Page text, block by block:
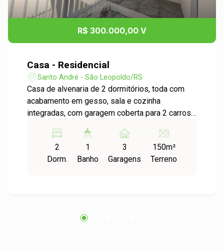
R$ 300.000,00 V
Casa - Residencial
Santo André - São Leopoldo/RS
Casa de alvenaria de 2 dormitórios, toda com
acabamento em gesso, sala e cozinha
integradas, com garagem coberta para 2 carros
parte alta do Bairro Santo André em São
Leopoldo.
2
Dorm.
1
Banho
3
Garagens
150m²
Terreno